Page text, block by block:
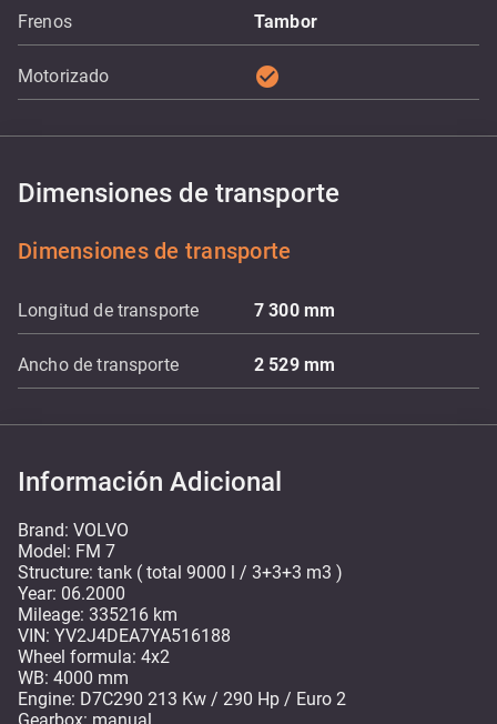
Frenos Tambor
Motorizado check_circle
Dimensiones de transporte
Dimensiones de transporte
Longitud de transporte 7 300 mm
Ancho de transporte 2 529 mm
Información Adicional
Brand: VOLVO
Model: FM 7
Structure: tank ( total 9000 l / 3+3+3 m3 )
Year: 06.2000
Mileage: 335216 km
VIN: YV2J4DEA7YA516188
Wheel formula: 4x2
WB: 4000 mm
Engine: D7C290 213 Kw / 290 Hp / Euro 2